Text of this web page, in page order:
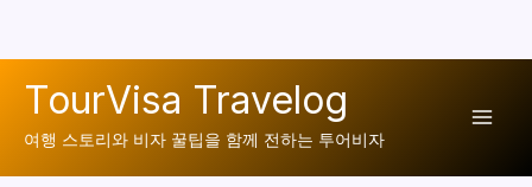
TourVisa Travelog
여행 스토리와 비자 꿀팁을 함께 전하는 투어비자